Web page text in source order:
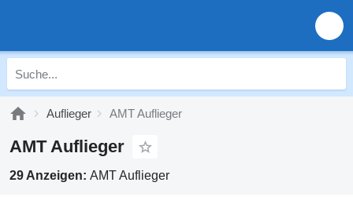
Auflieger AMT Auflieger
AMT Auflieger
29 Anzeigen: AMT Auflieger